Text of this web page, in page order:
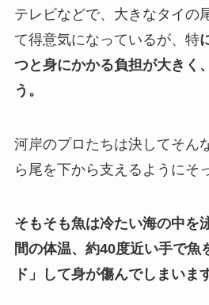
テレビなどで、大きなタイの
て得意気になっているが、特
つと身にかかる負担が大きく
う。
河岸のプロたちは決してそん
ら尾を下から支えるようにそ
そもそも魚は冷たい海の中を
間の体温、約40度近い手で魚
ド」して身が傷んでしまいま